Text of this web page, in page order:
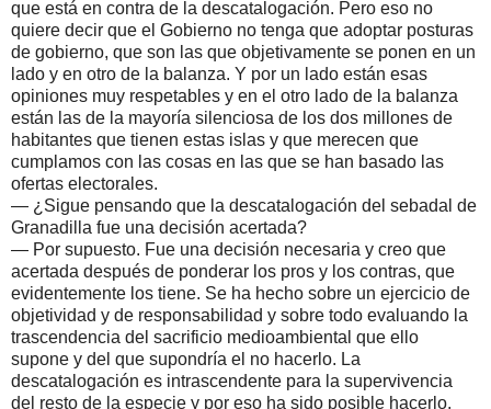
que está en contra de la descatalogación. Pero eso no
quiere decir que el Gobierno no tenga que adoptar posturas
de gobierno, que son las que objetivamente se ponen en un
lado y en otro de la balanza. Y por un lado están esas
opiniones muy respetables y en el otro lado de la balanza
están las de la mayoría silenciosa de los dos millones de
habitantes que tienen estas islas y que merecen que
cumplamos con las cosas en las que se han basado las
ofertas electorales.
— ¿Sigue pensando que la descatalogación del sebadal de
Granadilla fue una decisión acertada?
— Por supuesto. Fue una decisión necesaria y creo que
acertada después de ponderar los pros y los contras, que
evidentemente los tiene. Se ha hecho sobre un ejercicio de
objetividad y de responsabilidad y sobre todo evaluando la
trascendencia del sacrificio medioambiental que ello
supone y del que supondría el no hacerlo. La
descatalogación es intrascendente para la supervivencia
del resto de la especie y por eso ha sido posible hacerlo.